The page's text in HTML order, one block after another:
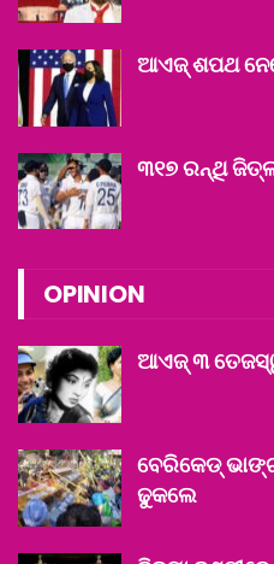
ଆଏଜ୍ ଶପଥ
୩୧୭ ରନ୍‌ଥି
OPINION
ଆଏଜ୍ ୩
ବେରିକେଡ୍
ଢୁକଲେ